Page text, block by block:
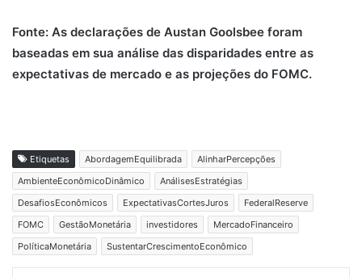
Fonte: As declarações de Austan Goolsbee foram
baseadas em sua análise das disparidades entre as
expectativas de mercado e as projeções do FOMC.
Etiquetas AbordagemEquilibrada
AlinharPercepções
AmbienteEconômicoDinâmico
AnálisesEstratégias
DesafiosEconômicos
ExpectativasCortesJuros
FederalReserve
FOMC
GestãoMonetária investidores
MercadoFinanceiro
PolíticaMonetária
SustentarCrescimentoEconômico